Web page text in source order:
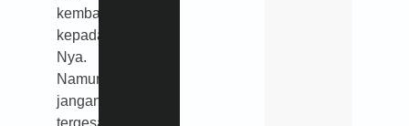
kembali
kepada-
Nya.
Namun,
jangan
tergesa-